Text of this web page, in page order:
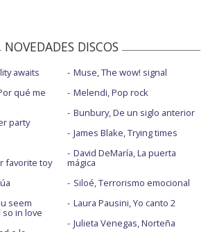
NOVEDADES DISCOS
awaits
qué me
party
favorite toy
seem
in love
Muse, The wow! signal
Melendi, Pop rock
Bunbury, De un siglo anterior
James Blake, Trying times
David DeMaría, La puerta
mágica
Siloé, Terrorismo emocional
Laura Pausini, Yo canto 2
Julieta Venegas, Norteña